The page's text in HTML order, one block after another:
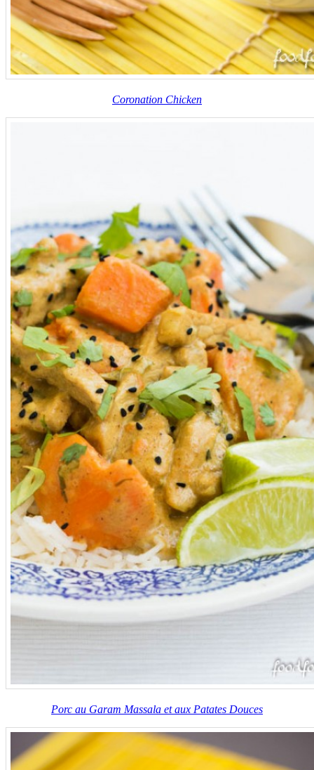
Coronation Chicken
Porc au Garam Massala et aux Patates Douces